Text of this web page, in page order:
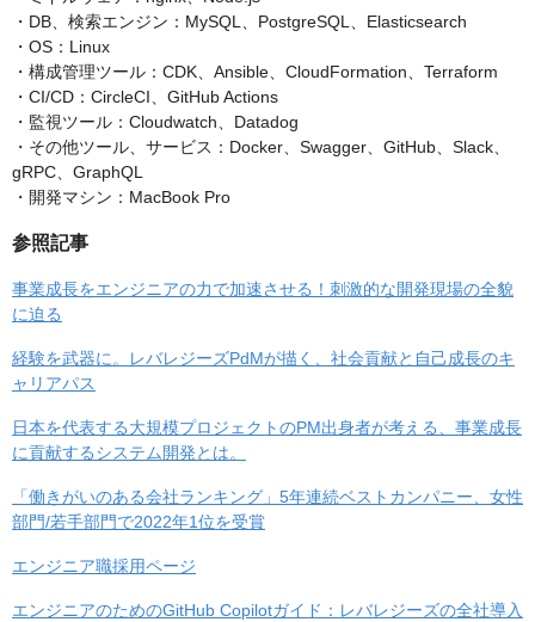
・DB、検索エンジン：MySQL、PostgreSQL、Elasticsearch
・OS：Linux
・構成管理ツール：CDK、Ansible、CloudFormation、Terraform
・CI/CD：CircleCI、GitHub Actions
・監視ツール：Cloudwatch、Datadog
・その他ツール、サービス：Docker、Swagger、GitHub、Slack、
gRPC、GraphQL
・開発マシン：MacBook Pro
参照記事
事業成長をエンジニアの力で加速させる！刺激的な開発現場の全貌
に迫る
経験を武器に。レバレジーズPdMが描く、社会貢献と自己成長のキ
ャリアパス
日本を代表する大規模プロジェクトのPM出身者が考える、事業成長
に貢献するシステム開発とは。
「働きがいのある会社ランキング」5年連続ベストカンパニー、女性
部門/若手部門で2022年1位を受賞
エンジニア職採用ページ
エンジニアのためのGitHub Copilotガイド：レバレジーズの全社導入